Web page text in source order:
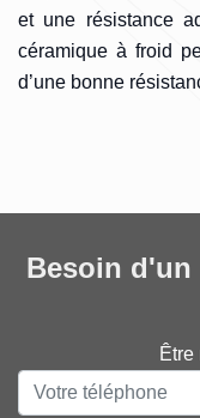
et une résistance
céramique à froid
d’une bonne
Besoin d'un
Être